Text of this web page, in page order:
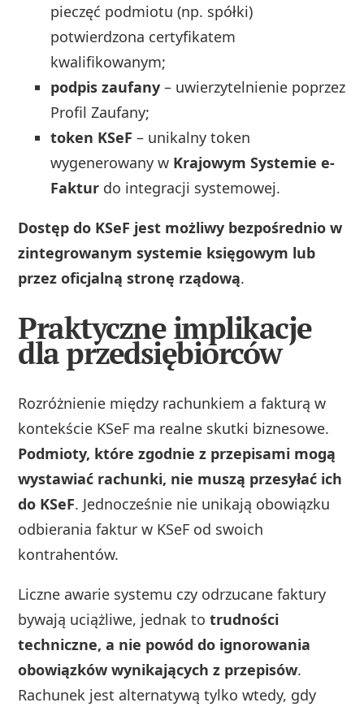
pieczęć podmiotu (np. spółki)
potwierdzona certyfikatem
kwalifikowanym;
podpis zaufany – uwierzytelnienie poprzez
Profil Zaufany;
token KSeF – unikalny token
wygenerowany w Krajowym Systemie e-
Faktur do integracji systemowej.
Dostęp do KSeF jest możliwy bezpośrednio w
zintegrowanym systemie księgowym lub
przez oficjalną stronę rządową.
Praktyczne implikacje
dla przedsiębiorców
Rozróżnienie między rachunkiem a fakturą w
kontekście KSeF ma realne skutki biznesowe.
Podmioty, które zgodnie z przepisami mogą
wystawiać rachunki, nie muszą przesyłać ich
do KSeF. Jednocześnie nie unikają obowiązku
odbierania faktur w KSeF od swoich
kontrahentów.
Liczne awarie systemu czy odrzucane faktury
bywają uciążliwe, jednak totrudności
techniczne, a nie powód do ignorowania
obowiązków wynikających z przepisów.
Rachunek jest alternatywą tylko wtedy, gdy